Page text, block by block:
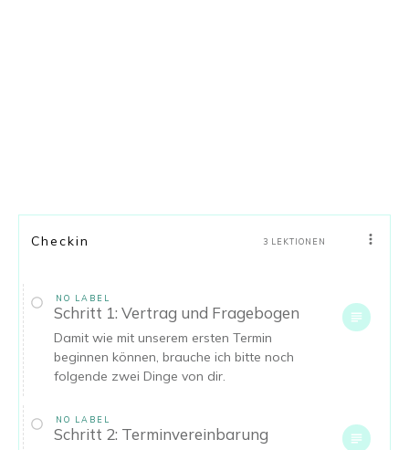
Checkin 3 LEKTIONEN
NO LABEL
Schritt 1: Vertrag und Fragebogen
Damit wie mit unserem ersten Termin
beginnen können, brauche ich bitte noch
folgende zwei Dinge von dir.
NO LABEL
Schritt 2: Terminvereinbarung